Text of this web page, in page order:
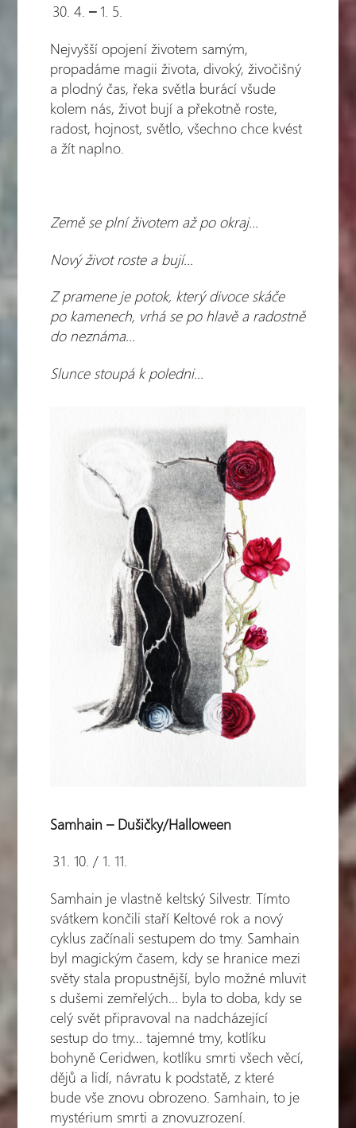
4. –1. 5.
Nejvyšší opojení životem samým,
propadáme magii života, divoký, živočišný
a plodný čas, řeka světla burácí všude
kolem nás, život bují a překotně roste,
radost, hojnost, světlo, všechno chce kvést
a žít naplno.
Země se plní životem až po okraj...
Nový život roste a bují...
Z pramene je potok, který divoce skáče
po kamenech, vrhá se po hlavě a radostně
do neznáma…
Slunce stoupá k poledni...
Samhain – Dušičky/Halloween
10. / 1. 11.
Samhain je vlastně keltský Silvestr. Tímto
svátkem končili staří Keltové rok a nový
cyklus začínali sestupem do tmy. Samhain
byl magickým časem, kdy se hranice mezi
světy stala propustnější, bylo možné mluvit
s dušemi zemřelých… byla to doba, kdy se
celý svět připravoval na nadcházející
sestup do tmy… tajemné tmy, kotlíku
bohyně Ceridwen, kotlíku smrti všech věcí,
dějů a lidí, návratu k podstatě, z které
bude vše znovu obrozeno. Samhain, to je
mystérium smrti a znovuzrození.